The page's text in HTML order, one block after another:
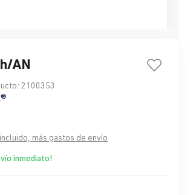
AN
2100353
más gastos de envío
inmediato!